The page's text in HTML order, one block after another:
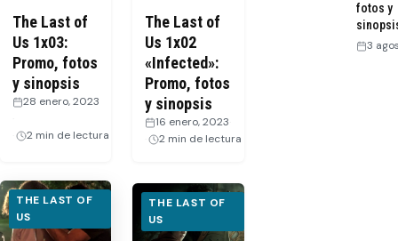
The Last of
Us 1x03:
Promo, fotos
y sinopsis
28 enero, 2023
2 min de lectura
The Last of
Us 1x02
«Infected»:
Promo, fotos
y sinopsis
16 enero, 2023
2 min de lectura
THE LAST OF
US
THE LAST OF
US
fotos y
3